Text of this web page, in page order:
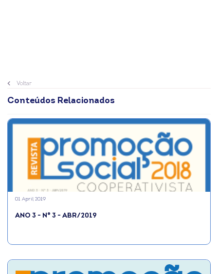
Voltar
Conteúdos Relacionados
ANO 3 - N° 3 - ABR/2019
01 April 2019